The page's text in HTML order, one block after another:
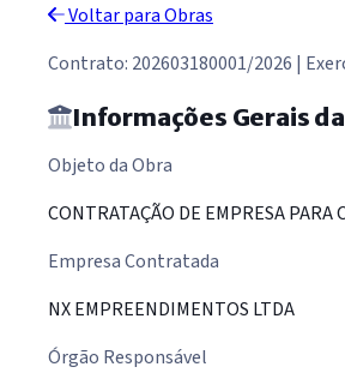
Voltar para Obras
Contrato: 202603180001/2026 |
Informações Gerais
Objeto da Obra
CONTRATAÇÃO DE EMPRESA
Empresa Contratada
NX EMPREENDIMENTOS LTDA
Órgão Responsável